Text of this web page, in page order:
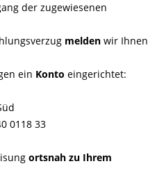
der zugewiesenen
melden wir Ihnen
ein Konto eingerichtet:
0118 33
ortsnah zu Ihrem